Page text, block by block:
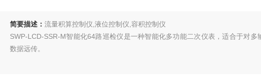
简要描述： 流量积算控制仪,液位控制仪,容积控制仪
SWP-LCD-SSR-M智能化64路巡检仪是一种智能化多功能二次仪表，适合于对多
数据远传。